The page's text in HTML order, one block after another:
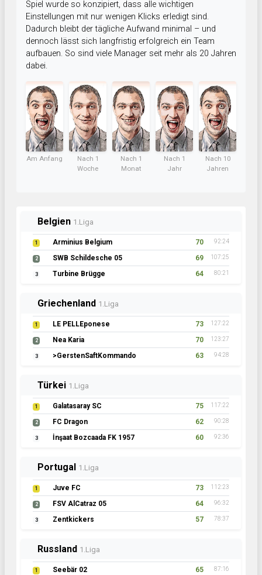
Spiel wurde so konzipiert, dass alle wichtigen
Einstellungen mit nur wenigen Klicks erledigt sind.
Dadurch bleibt der tägliche Aufwand minimal – und
dennoch lässt sich langfristig erfolgreich ein Team
aufbauen. So sind viele Manager seit mehr als 20 Jahren
dabei.
Am Anfang
Nach 1
Woche
Nach 1
Monat
Nach 1
Jahr
Nach 10
Jahren
Belgien 1.Liga
1 Arminius Belgium 70 92:24
2 SWB Schildesche 05 69 107:25
3 Turbine Brügge 64 80:21
Griechenland 1.Liga
1 LE PELLEponese 73 127:22
2 Nea Karia 70 123:27
3 >GerstenSaftKommando 63 94:28
Türkei 1.Liga
1 Galatasaray SC 75 117:22
2 FC Dragon 62 90:28
3 İnşaat Bozcaada FK 1957 60 92:36
Portugal 1.Liga
1 Juve FC 73 112:23
2 FSV AlCatraz 05 64 96:32
3 Zentkickers 57 78:37
Russland 1.Liga
1 Seebär 02 65 87:16